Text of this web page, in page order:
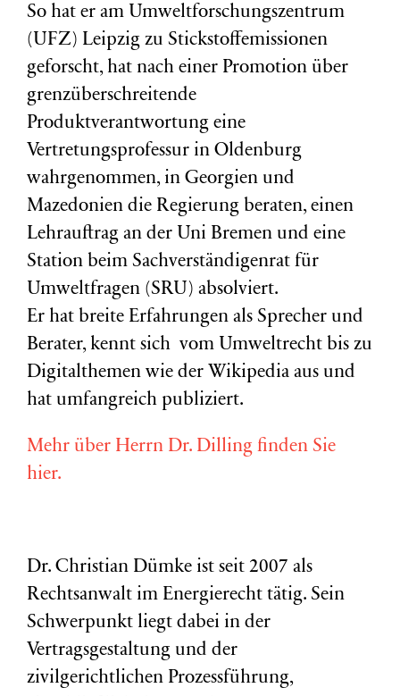
So hat er am Umweltforschungszentrum
(UFZ) Leipzig zu Stickstoffemissionen
geforscht, hat nach einer Promotion über
grenzüberschreitende
Produktverantwortung eine
Vertretungsprofessur in Oldenburg
wahrgenommen, in Georgien und
Mazedonien die Regierung beraten, einen
Lehrauftrag an der Uni Bremen und eine
Station beim Sachverständigenrat für
Umweltfragen (SRU) absolviert.
Er hat breite Erfahrungen als Sprecher und
Berater, kennt sich vom Umweltrecht bis zu
Digitalthemen wie der Wikipedia aus und
hat umfangreich publiziert.
Mehr über Herrn Dr. Dilling finden Sie
hier.
Dr. Christian Dümke ist seit 2007 als
Rechtsanwalt im Energierecht tätig. Sein
Schwerpunkt liegt dabei in der
Vertragsgestaltung und der
zivilgerichtlichen Prozessführung,